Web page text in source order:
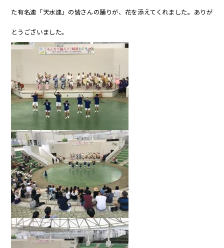
た有名連「天水連」の皆さんの踊りが、花を添えてくれました。ありが
とうございました。